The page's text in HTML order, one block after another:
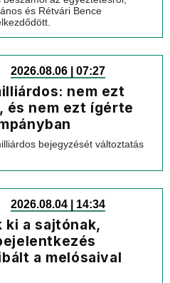
és Rétvári Bence
2026.08.06 | 07:27
nem ezt
és nem ezt ígérte
bejegyzését változtatás
2026.08.04 | 14:34
ki a sajtónak,
a melósaival